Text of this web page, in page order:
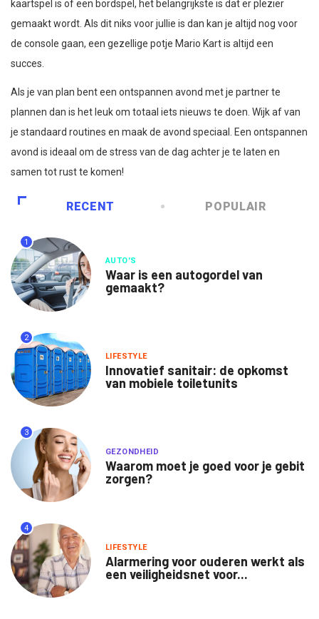
kaartspel is of een bordspel, het belangrijkste is dat er plezier
gemaakt wordt. Als dit niks voor jullie is dan kan je altijd nog voor
de console gaan, een gezellige potje Mario Kart is altijd een
succes.
Als je van plan bent een ontspannen avond met je partner te
plannen dan is het leuk om totaal iets nieuws te doen. Wijk af van
je standaard routines en maak de avond speciaal. Een ontspannen
avond is ideaal om de stress van de dag achter je te laten en
samen tot rust te komen!
RECENT POPULAIR
1
AUTO'S
Waar is een autogordel van
gemaakt?
2
LIFESTYLE
Innovatief sanitair: de opkomst
van mobiele toiletunits
3
GEZONDHEID
Waarom moet je goed voor je gebit
zorgen?
4
LIFESTYLE
Alarmering voor ouderen werkt als
een veiligheidsnet voor...